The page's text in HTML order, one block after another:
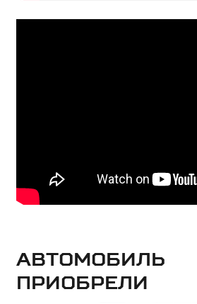
Автомобиль
приобрели